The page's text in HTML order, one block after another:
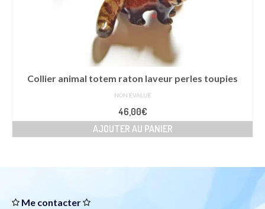
Collier animal totem raton laveur perles toupies
NON ÉVALUÉ
46,00€
AJOUTER AU PANIER
Me contacter